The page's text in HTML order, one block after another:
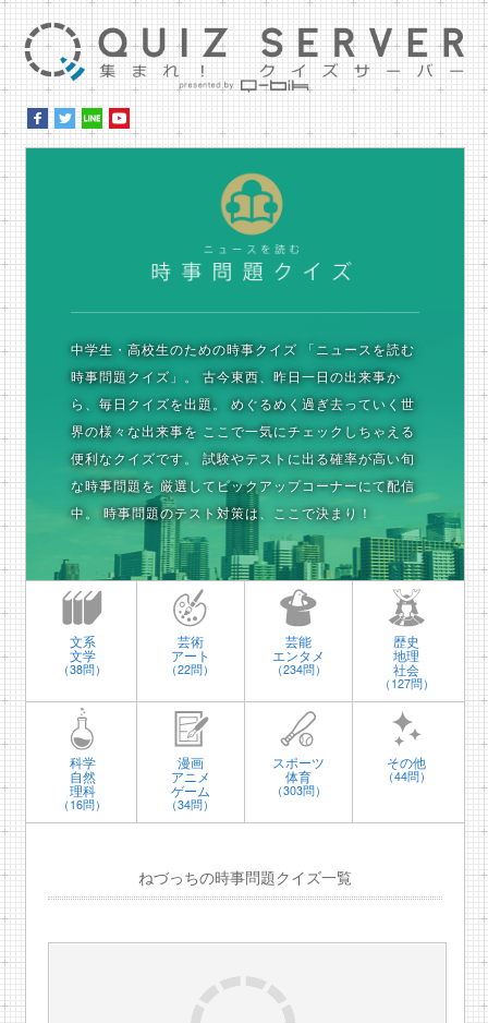
中学生・高校生のための時事クイズ 「ニュースを読む
時事問題クイズ」。
古今東西、昨日一日の出来事か
ら、毎日クイズを出題。
めぐるめく過ぎ去っていく世
界の様々な出来事を ここで一気にチェックしちゃえる
便利なクイズです。
試験やテストに出る確率が高い旬
な時事問題を 厳選してピックアップコーナーにて配信
中。
時事問題のテスト対策は、ここで決まり！
文系
文学
（38問）
芸術
アート
（22問）
芸能
エンタメ
（234問）
歴史
地理
社会
（127問）
科学
自然
理科
（16問）
漫画
アニメ
ゲーム
（34問）
スポーツ
体育
（303問）
その他
（44問）
ねづっちの時事問題クイズ一覧